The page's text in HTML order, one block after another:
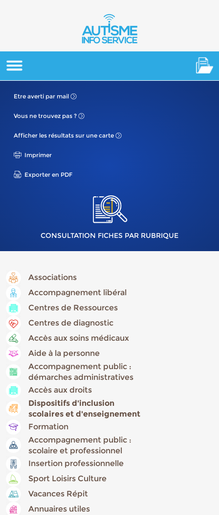
Etre averti par mail
Vous ne trouvez pas ?
Afficher les résultats sur une carte
Imprimer
Exporter en PDF
CONSULTATION FICHES PAR RUBRIQUE
Associations
Accompagnement libéral
Centres de Ressources
Centres de diagnostic
Accès aux soins médicaux
Aide à la personne
Accompagnement public :
démarches administratives
Accès aux droits
Dispositifs d'inclusion
scolaires et d'enseignement
Formation
Accompagnement public :
scolaire et professionnel
Insertion professionnelle
Sport Loisirs Culture
Vacances Répit
Annuaires utiles